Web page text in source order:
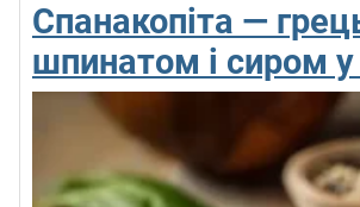
Спанакопіта —
шпинатом і сиром у